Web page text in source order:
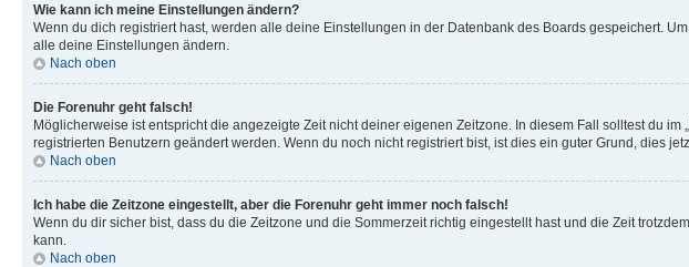
Wie kann ich meine Einstellungen ändern?
Wenn du dich registriert hast, werden alle deine Einstellungen in der Datenbank des Boards gespeichert.
alle deine Einstellungen ändern.
Nach oben
Die Forenuhr geht falsch!
Möglicherweise ist entspricht die angezeigte Zeit nicht deiner eigenen Zeitzone. In diesem Fall solltest du
registrierten Benutzern geändert werden. Wenn du noch nicht registriert bist, ist dies ein guter Grund, dies
Nach oben
Ich habe die Zeitzone eingestellt, aber die Forenuhr geht immer noch falsch!
Wenn du dir sicher bist, dass du die Zeitzone und die Sommerzeit richtig eingestellt hast und die Zeit
kann.
Nach oben